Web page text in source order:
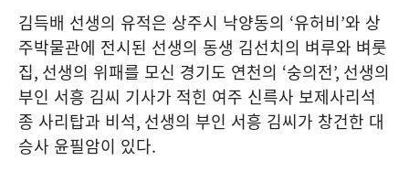
김득배 선생의 유적은 상주시 낙양동의 ‘유허비’와 상
주박물관에 전시된 선생의 동생 김선치의 벼루와 벼룻
집, 선생의 위패를 모신 경기도 연천의 ‘숭의전’, 선생의
부인 서흥 김씨 기사가 적힌 여주 신륵사 보제사리석
종 사리탑과 비석, 선생의 부인 서흥 김씨가 창건한 대
승사 윤필암이 있다.